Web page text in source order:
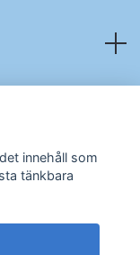
innehåll som
tänkbara